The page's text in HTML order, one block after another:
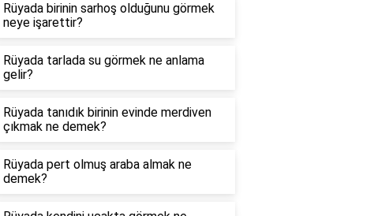
Rüyada birinin sarhoş olduğunu görmek
neye işarettir?
Rüyada tarlada su görmek ne anlama
gelir?
Rüyada tanıdık birinin evinde merdiven
çıkmak ne demek?
Rüyada pert olmuş araba almak ne
demek?